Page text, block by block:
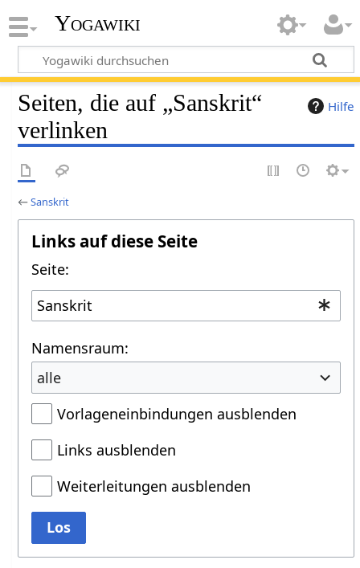
Yogawiki
Hilfe
Seiten, die auf „Sanskrit“
verlinken
←Sanskrit
Links auf diese Seite
Seite:
Namensraum:
alle
Vorlageneinbindungen ausblenden
Links ausblenden
Weiterleitungen ausblenden
Los